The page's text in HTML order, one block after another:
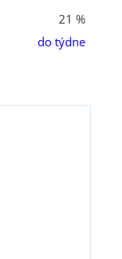
21 %
do týdne